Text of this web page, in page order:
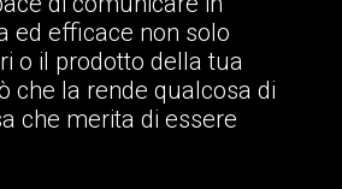
ed efficace non solo
o il prodotto della tua
che la rende qualcosa di
che merita di essere